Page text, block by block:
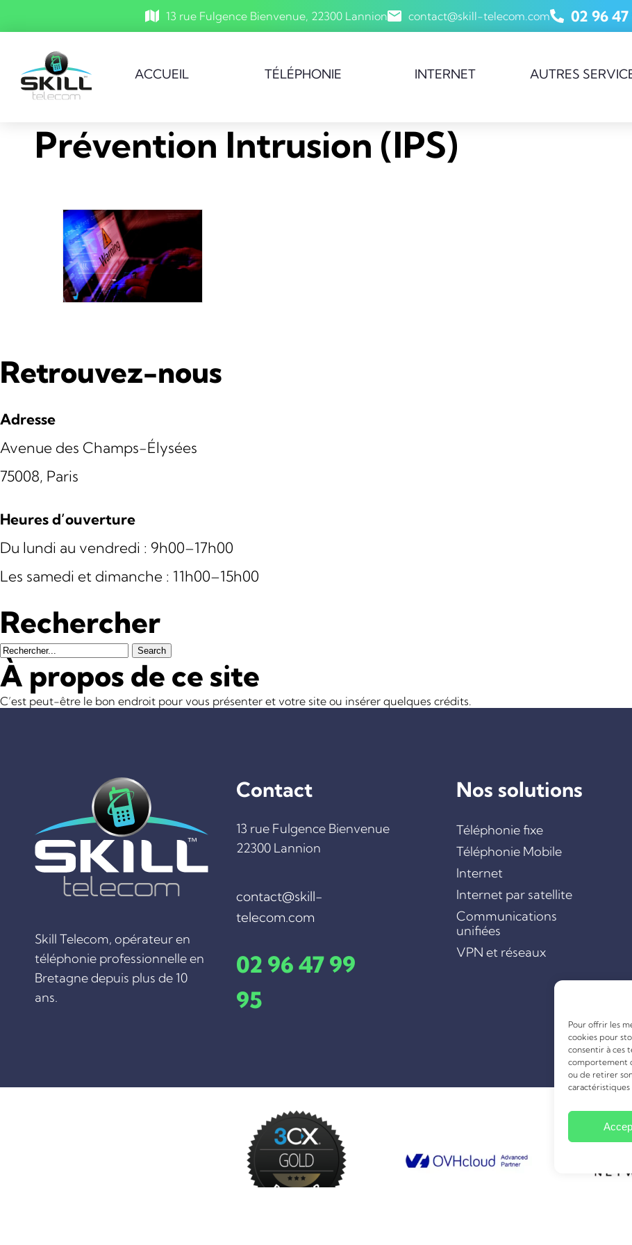
Pour offrir les
cookies pour
consentir à ces
comportement
ou de retirer
13 rue Fulgence Bienvenue, 22300 Lannion contact@skill-telecom.com 02 96 47
ACCUEIL TÉLÉPHONIE INTERNET AUTRES
Prévention Intrusion (IPS)
Retrouvez-nous
Adresse
Avenue des Champs-Élysées
75008, Paris
Heures d’ouverture
Du lundi au vendredi : 9h00–17h00
Les samedi et dimanche : 11h00–15h00
Rechercher
À propos de ce site
C’est peut-être le bon endroit pour vous présenter et votre site ou insérer quelques crédits.
Skill Telecom, opérateur en
téléphonie professionnelle en
Bretagne depuis plus de 10
ans.
Contact
13 rue Fulgence Bienvenue
22300 Lannion
contact@skill-
telecom.com
02 96 47 99
95
Nos solutions
Téléphonie fixe
Téléphonie Mobile
Internet
Internet par satellite
Communications
unifiées
VPN et réseaux